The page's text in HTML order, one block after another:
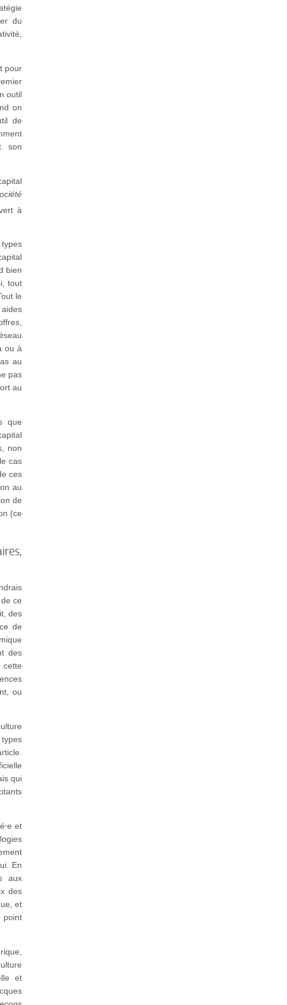
du
pour
outil
on
de
son
à
bien
tout
le
ou à
au
pas
au
que
non
cas
ces
au
de
(ce
ce
des
de
des
ou
qui
et
En
aux
des
et
point
et